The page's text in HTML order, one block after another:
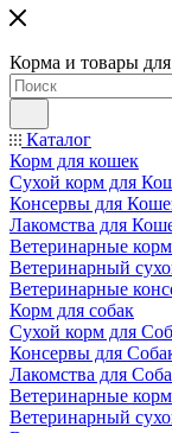
Корма и товары
Каталог
Корм для кошек
Сухой корм для
Консервы для
Лакомства для
Ветеринарные
Ветеринарный
Ветеринарные
Корм для собак
Сухой корм для
Консервы для
Лакомства для
Ветеринарные
Ветеринарный